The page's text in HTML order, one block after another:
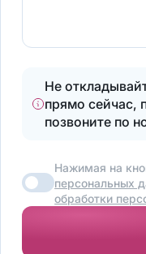
Не
прямо сейчас,
позвоните по
Нажимая на
персональных
обработки